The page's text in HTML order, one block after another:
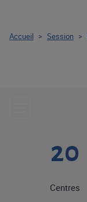
20
Centres
Accueil > Session >